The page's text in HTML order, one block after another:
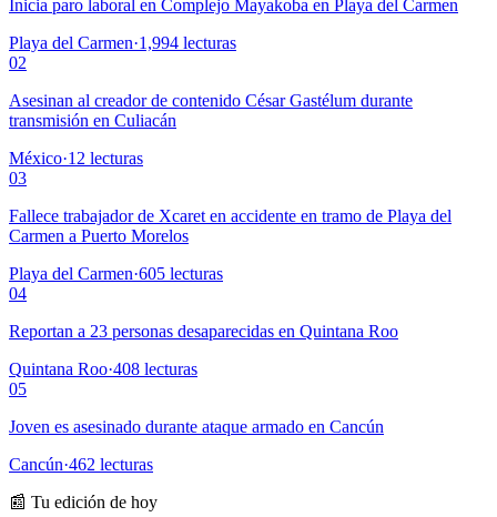
Inicia paro laboral en Complejo Mayakoba en Playa del Carmen
Playa del Carmen·1,994 lecturas
02
Asesinan al creador de contenido César Gastélum durante
transmisión en Culiacán
México·12 lecturas
03
Fallece trabajador de Xcaret en accidente en tramo de Playa del
Carmen a Puerto Morelos
Playa del Carmen·605 lecturas
04
Reportan a 23 personas desaparecidas en Quintana Roo
Quintana Roo·408 lecturas
05
Joven es asesinado durante ataque armado en Cancún
Cancún·462 lecturas
📰 Tu edición de hoy